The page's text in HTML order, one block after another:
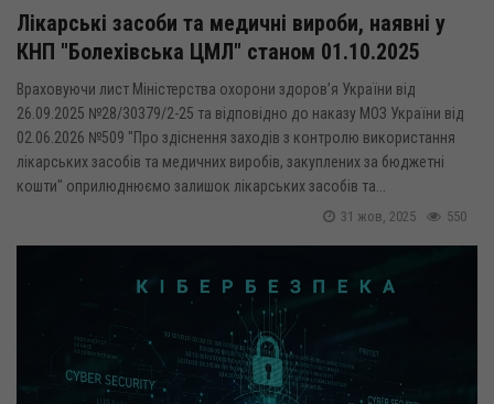
Лікарські засоби та медичні вироби, наявні у
КНП "Болехівська ЦМЛ" станом 01.10.2025
Враховуючи лист Міністерства охорони здоров’я України від
26.09.2025 №28/30379/2-25 та відповідно до наказу МОЗ України від
02.06.2026 №509 "Про здіснення заходів з контролю використання
лікарських засобів та медичних виробів, закуплених за бюджетні
кошти" оприлюднюємо залишок лікарських засобів та...
550
31 жов, 2025